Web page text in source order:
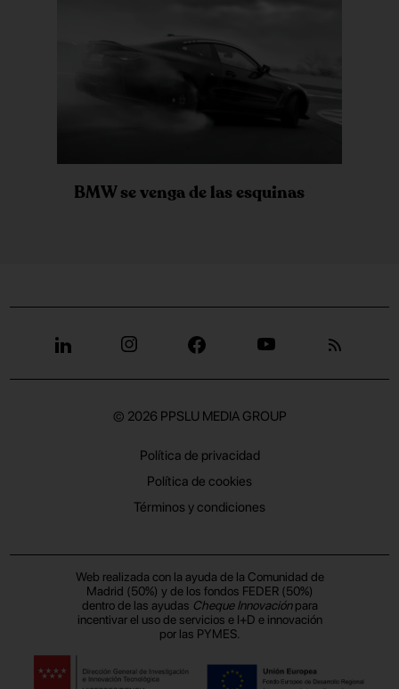
BMW se venga de las esquinas
© 2026 PPSLU MEDIA GROUP
Política de privacidad
Política de cookies
Términos y condiciones
Web realizada con la ayuda de la Comunidad de
Madrid (50%) y de los fondos FEDER (50%)
dentro de las ayudas Cheque Innovaciónpara
incentivar el uso de servicios e I+D e innovación
por las PYMES.